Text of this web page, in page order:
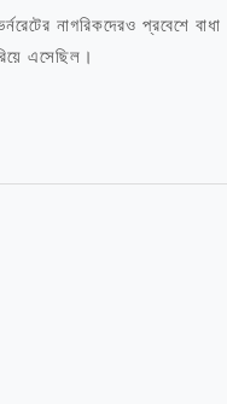
নাগরিকদেরও প্রবেশে বাধা
এসেছিল।